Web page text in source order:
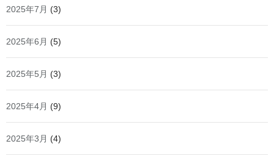
2025年7月 (3)
2025年6月 (5)
2025年5月 (3)
2025年4月 (9)
2025年3月 (4)